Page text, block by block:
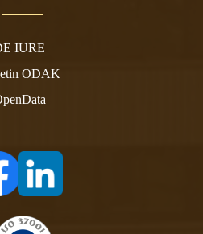
IURE
ODAK
(otvára sa v novom tabe)
(otvára sa v novom tabe)